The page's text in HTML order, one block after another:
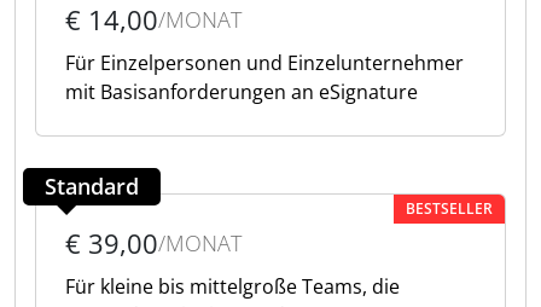
€ 14,00/MONAT
Für Einzelpersonen und Einzelunternehmer
mit Basisanforderungen an eSignature
Standard
BESTSELLER
€ 39,00/MONAT
Für kleine bis mittelgroße Teams, die